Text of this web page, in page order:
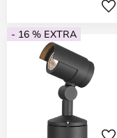
- 16 % EXTRA